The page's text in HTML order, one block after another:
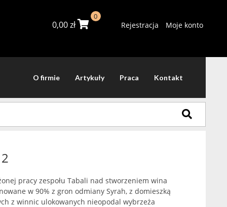
0,00zł
0
Rejestracja Moje konto
O firmie Artykuły Praca Kontakt
pracy zespołu Tabali nad stworzeniem wina
w 90% z gron odmiany Syrah, z domieszką
z winnic ulokowanych nieopodal wybrzeża